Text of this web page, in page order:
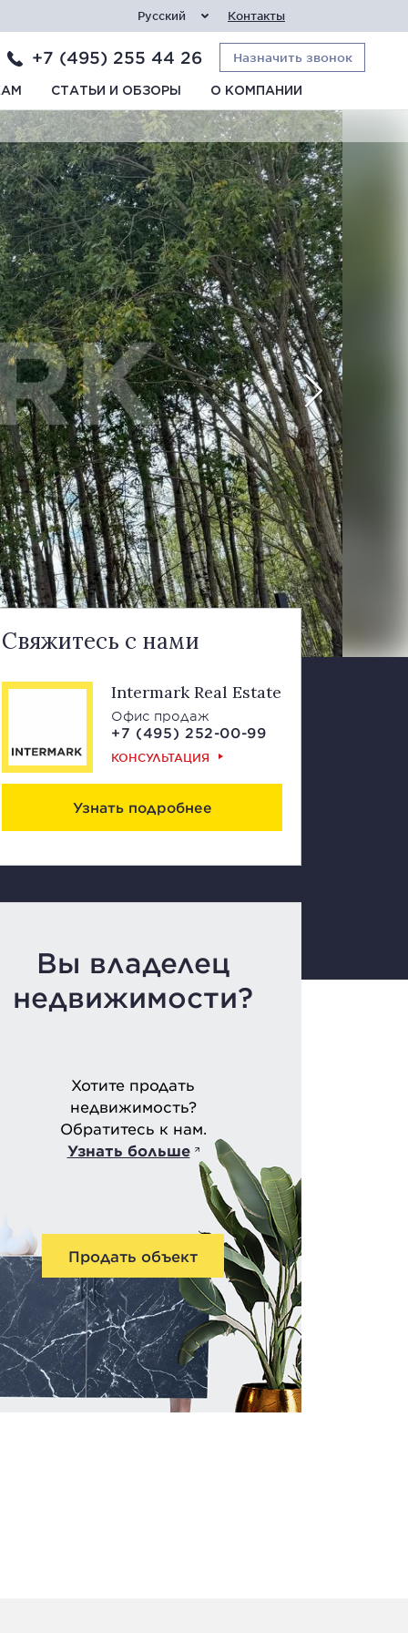
Русский Контакты
+7 (495) 255 44 26 Назначить звонок
СТАТЬИ И ОБЗОРЫ О КОМПАНИИ
Свяжитесь с нами
Intermark Real Estate
Офис продаж
+7 (495) 252-00-99
КОНСУЛЬТАЦИЯ
Узнать подробнее
Вы владелец
недвижимости?
Хотите продать
недвижимость?
Обратитесь к нам.
Узнать больше
Продать объект